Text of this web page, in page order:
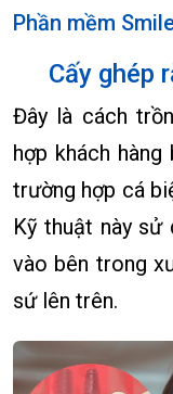
Phần mềm
Cấy ghép
Đây là cách
hợp khách
trường hợp cá
Kỹ thuật này
vào bên trong
sứ lên trên.